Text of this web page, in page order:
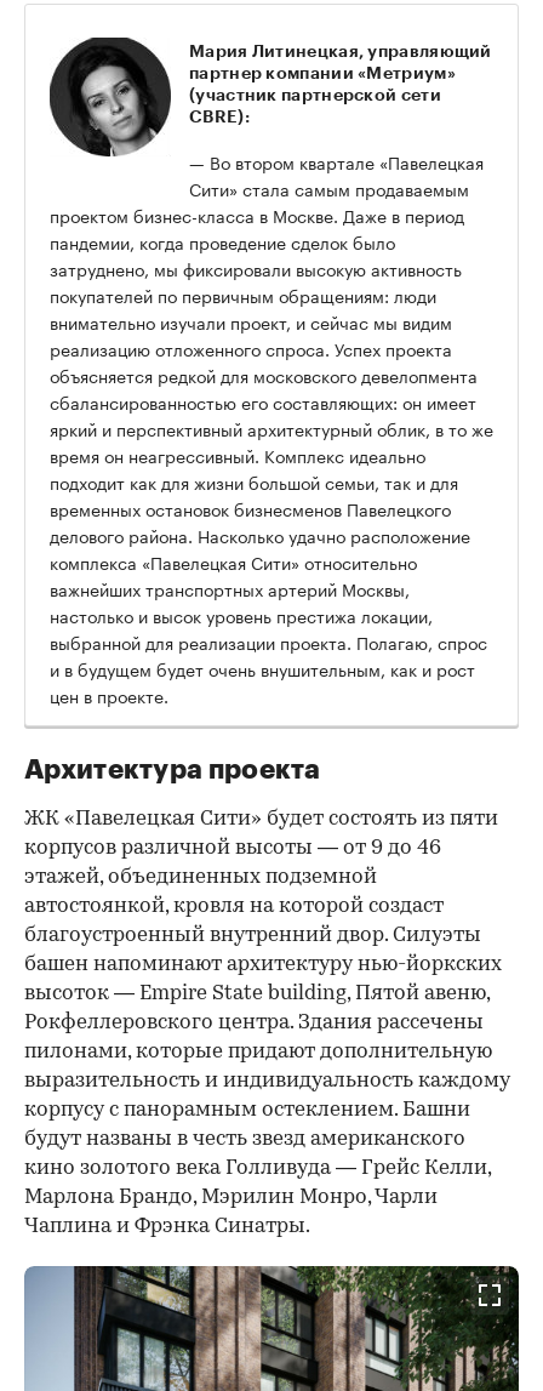
Мария Литинецкая, управляющий
партнер компании «Метриум»
(участник партнерской сети
CBRE):
— Во втором квартале «Павелецкая
Сити» стала самым продаваемым
проектом бизнес-класса в Москве. Даже в период
пандемии, когда проведение сделок было
затруднено, мы фиксировали высокую активность
покупателей по первичным обращениям: люди
внимательно изучали проект, и сейчас мы видим
реализацию отложенного спроса. Успех проекта
объясняется редкой для московского девелопмента
сбалансированностью его составляющих: он имеет
яркий и перспективный архитектурный облик, в то же
время он неагрессивный. Комплекс идеально
подходит как для жизни большой семьи, так и для
временных остановок бизнесменов Павелецкого
делового района. Насколько удачно расположение
комплекса «Павелецкая Сити» относительно
важнейших транспортных артерий Москвы,
настолько и высок уровень престижа локации,
выбранной для реализации проекта. Полагаю, спрос
и в будущем будет очень внушительным, как и рост
цен в проекте.
Архитектура проекта
ЖК «Павелецкая Сити» будет состоять из пяти
корпусов различной высоты — от 9 до 46
этажей, объединенных подземной
автостоянкой, кровля на которой создаст
благоустроенный внутренний двор. Силуэты
башен напоминают архитектуру нью-йоркских
высоток — Empire State building, Пятой авеню,
Рокфеллеровского центра. Здания рассечены
пилонами, которые придают дополнительную
выразительность и индивидуальность каждому
корпусу с панорамным остеклением. Башни
будут названы в честь звезд американского
кино золотого века Голливуда — Грейс Келли,
Марлона Брандо, Мэрилин Монро, Чарли
Чаплина и Фрэнка Синатры.